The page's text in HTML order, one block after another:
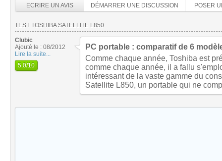
ECRIRE UN AVIS DÉMARRER UNE DISCUSSION POSER
TEST TOSHIBA SATELLITE L850
Clubic
Ajouté le : 08/2012
Lire la suite...
5.0/10
PC portable : comparatif de 6
Comme chaque année, Toshiba est
comme chaque année, il a fallu
intéressant de la vaste gamme du
Satellite L850, un portable qui ne